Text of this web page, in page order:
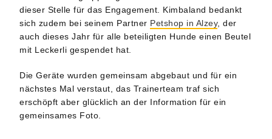
dieser Stelle für das Engagement. Kimbaland bedankt
sich zudem bei seinem Partner Petshop in Alzey, der
auch dieses Jahr für alle beteiligten Hunde einen Beutel
mit Leckerli gespendet hat.
Die Geräte wurden gemeinsam abgebaut und für ein
nächstes Mal verstaut, das Trainerteam traf sich
erschöpft aber glücklich an der Information für ein
gemeinsames Foto.